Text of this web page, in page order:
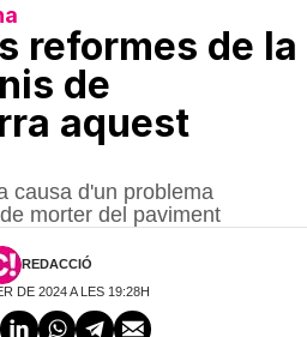
reformes de la
de
aquest
causa d'un problema
morter del paviment
REDACCIÓ
DE 2024 A LES 19:28H